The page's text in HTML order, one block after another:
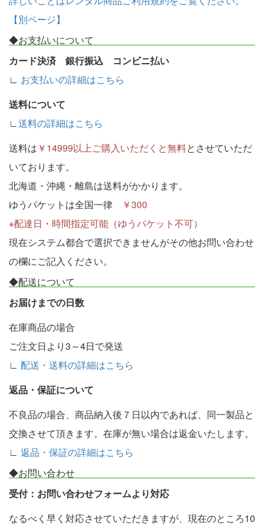
【別ページ】
◆お支払いについて
カード決済 銀行振込 コンビニ払い
∟ お支払いの詳細はこちら
送料について
∟ 送料の詳細はこちら
送料は ￥14999以上ご購入いただくと無料とさせていただ
いております。
北海道・沖縄・離島は送料がかかります。
ゆうパケットは全国一律
￥300
※配達日・時間指定可能（ゆうパケット不可）
現在システム都合で選択できませんがその他お問い合わせ
の欄にご記入ください。
◆配送について
お届けまでの日数
在庫商品の場合
ご注文日より3～4日で発送
∟ 配送・送料の詳細はこちら
返品・保証について
不良品の場合、商品納入後７日以内であれば、同一製品と
交換させて頂きます。在庫が無い場合は返金いたします。
∟ 返品・保証の詳細はこちら
◆お問い合わせ
受付：お問い合わせフォームより対応
なるべく早く対応させていただきますが、現在のところ10